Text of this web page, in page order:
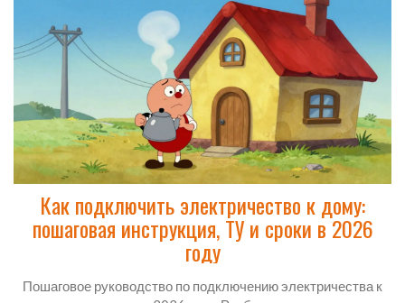
Как подключить электричество к дому:
пошаговая инструкция, ТУ и сроки в 2026
году
Пошаговое руководство по подключению электричества к